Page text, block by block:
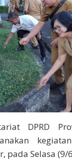
Serta
Publik
DPRD
pada Selasa (9/